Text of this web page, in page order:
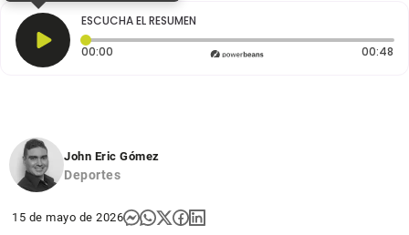
ESCUCHA EL RESUMEN
00:00 Tiempo transcurrido: 0 segundos 00:48
John Eric Gómez
Deportes
15 de mayo de 2026